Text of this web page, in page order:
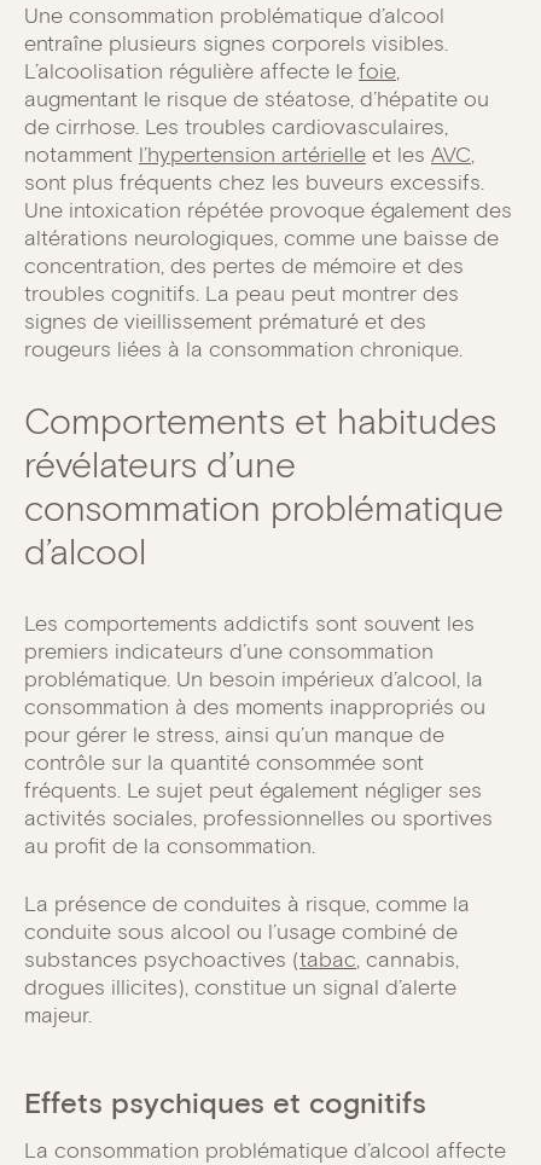
Une consommation problématique d’alcool
entraîne plusieurs signes corporels visibles.
L’alcoolisation régulière affecte le foie,
augmentant le risque de stéatose, d’hépatite ou
de cirrhose. Les troubles cardiovasculaires,
notamment l’hypertension artérielle et les AVC,
sont plus fréquents chez les buveurs excessifs.
Une intoxication répétée provoque également des
altérations neurologiques, comme une baisse de
concentration, des pertes de mémoire et des
troubles cognitifs. La peau peut montrer des
signes de vieillissement prématuré et des
rougeurs liées à la consommation chronique.
Comportements et habitudes
révélateurs d’une
consommation problématique
d’alcool
Les comportements addictifs sont souvent les
premiers indicateurs d’une consommation
problématique. Un besoin impérieux d’alcool, la
consommation à des moments inappropriés ou
pour gérer le stress, ainsi qu’un manque de
contrôle sur la quantité consommée sont
fréquents. Le sujet peut également négliger ses
activités sociales, professionnelles ou sportives
au profit de la consommation.
La présence de conduites à risque, comme la
conduite sous alcool ou l’usage combiné de
substances psychoactives (tabac, cannabis,
drogues illicites), constitue un signal d’alerte
majeur.
Effets psychiques et cognitifs
La consommation problématique d’alcool affecte